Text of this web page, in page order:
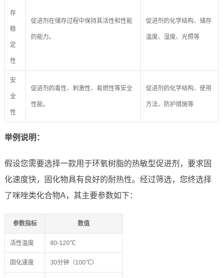
存
稳
定
性
促进剂在储存过程中保持其活性和性能
的能力。
促进剂的化学结构、储存
温度、湿度、光照等
安
全
性
促进剂的毒性、刺激性、易燃性等安全
性能。
促进剂的化学结构、使用
方法、防护措施等
举例说明：
假设您需要选择一款用于环氧树脂的热敏型促进剂，要求固
化速度快，固化物具有良好的耐热性。经过筛选，您终选择
了咪唑类化合物A，其主要参数如下：
参数指标 数值
活性温度 80-120℃
固化速度 30分钟（100℃）